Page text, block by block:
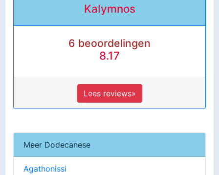
Kalymnos
6 beoordelingen
8.17
Lees reviews»
Meer Dodecanese
Agathonissi